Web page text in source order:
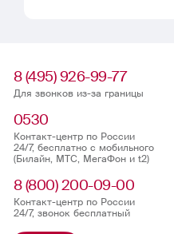
8 (495) 926-99-77
Для звонков из-за границы
0530
Контакт-центр по России
24/7, бесплатно с мобильного
(Билайн, МТС, МегаФон и t2)
8 (800) 200-09-00
Контакт-центр по России
24/7, звонок бесплатный